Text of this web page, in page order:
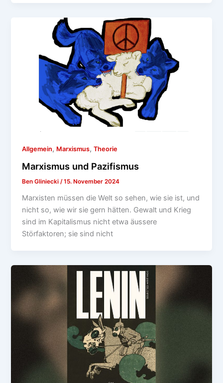
Allgemein, Marxismus,Theorie
Marxismus und Pazifismus
Ben Gliniecki/15. November 2024
Marxisten müssen die Welt so sehen, wie sie ist, und
nicht so, wie wir sie gern hätten. Gewalt und Krieg
sind im Kapitalismus nicht etwa äussere
Störfaktoren; sie sind nicht